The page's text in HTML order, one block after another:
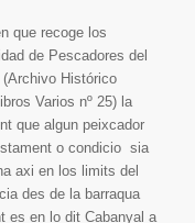
que recoge los
de Pescadores del
Histórico
Varios nº 25) la
que algun peixcador
o condicio sia
axi en los limits del
des de la barraqua
es en lo dit Cabanyal a